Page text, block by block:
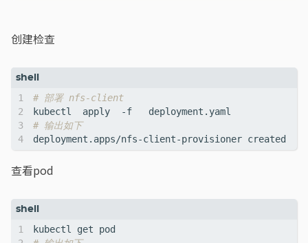
创建检查
1
4
# 部署 nfs-client
# 输出如下
查看pod
1